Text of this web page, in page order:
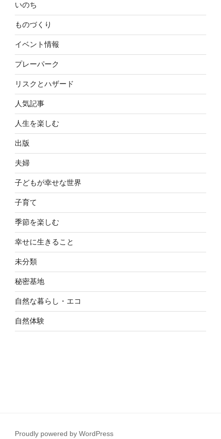
いのち
ものづくり
イベント情報
プレーパーク
リスクとハザード
人気記事
人生を楽しむ
出版
夫婦
子どもが幸せな世界
子育て
季節を楽しむ
幸せに生きること
未分類
秘密基地
自然な暮らし・エコ
自然体験
Proudly powered by WordPress